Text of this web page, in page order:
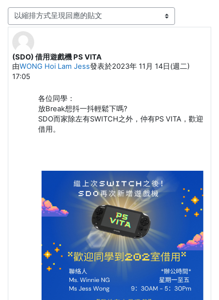
顯示模式
(SDO) 借用遊戲機 PS VITA
由WONG Hoi Lam Jess發表於2023年 11月 14日(週二)
17:05
Number of replies: 0
各位同學：
放Break想抖一抖輕鬆下嗎?
SDO而家除左有SWITCH之外，仲有PS VITA，歡迎
借用。